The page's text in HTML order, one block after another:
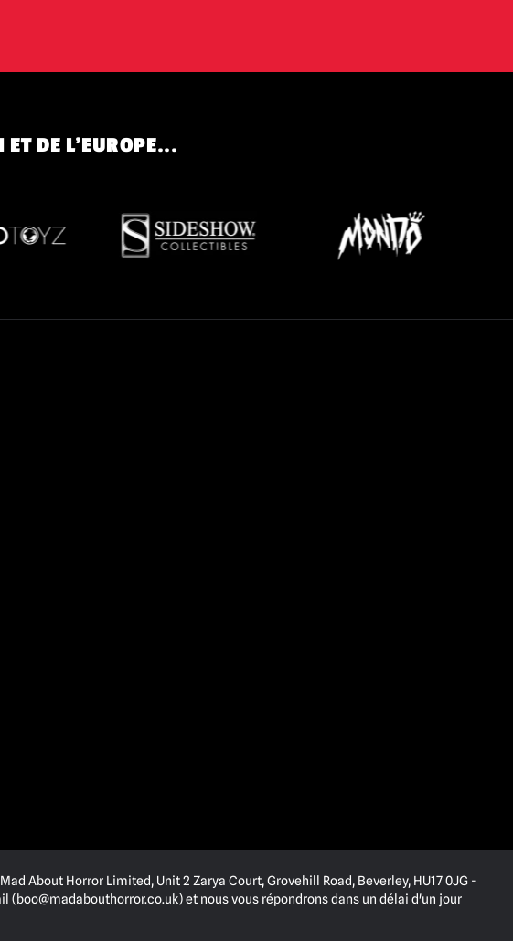
ET DE L'EUROPE...
About Horror Limited, Unit 2 Zarya Court, Grovehill Road, Beverley, HU17 0JG -
(boo@madabouthorror.co.uk) et nous vous répondrons dans un délai d'un jour